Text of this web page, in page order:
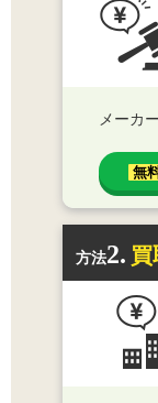
メーカー
無
方法2.